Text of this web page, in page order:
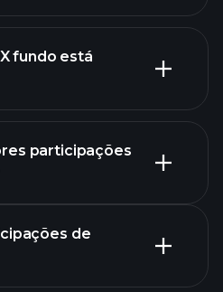
gráfico
fundo está
participações
de